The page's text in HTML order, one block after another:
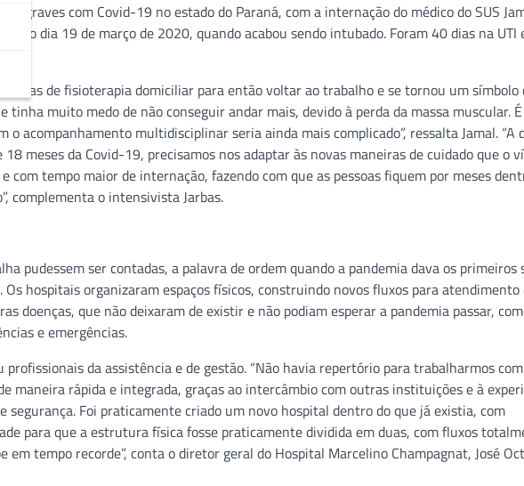
graves com Covid-19 no estado do Paraná, com a internação do médico do SUS
no dia 19 de março de 2020, quando acabou sendo intubado. Foram 40 dias na UTI
dias de fisioterapia domiciliar para então voltar ao trabalho e se tornou um
tinha muito medo de não conseguir andar mais, devido à perda da massa muscular.
o acompanhamento multidisciplinar seria ainda mais complicado”, ressalta Jamal. “A
meses da Covid-19, precisamos nos adaptar às novas maneiras de cuidado que o
com tempo maior de internação, fazendo com que as pessoas fiquem por meses
complementa o intensivista Jarbas.
pudessem ser contadas, a palavra de ordem quando a pandemia dava os primeiros
hospitais organizaram espaços físicos, construindo novos fluxos para atendimento
doenças, que não deixaram de existir e não podiam esperar a pandemia passar,
e emergências.
da assistência e de gestão. “Não havia repertório para trabalharmos
maneira rápida e integrada, graças ao intercâmbio com outras instituições e à
segurança. Foi praticamente criado um novo hospital dentro do que já existia, com
para que a estrutura física fosse praticamente dividida em duas, com fluxos
em tempo recorde”, conta o diretor geral do Hospital Marcelino Champagnat, José